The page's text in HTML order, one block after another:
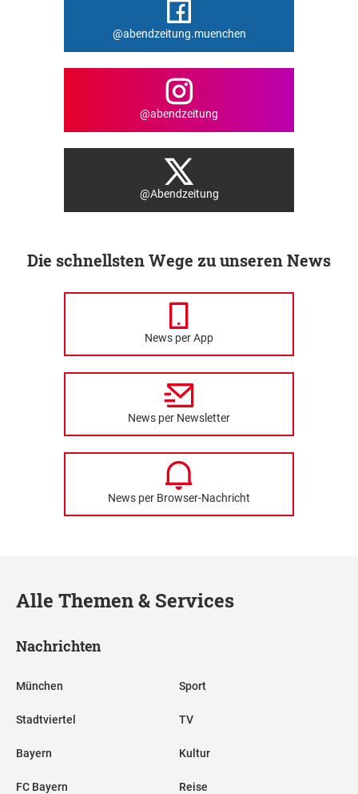
@abendzeitung.muenchen
@abendzeitung
@Abendzeitung
Die schnellsten Wege zu unseren News
News per App
News per Newsletter
News per Browser-Nachricht
Alle Themen & Services
Nachrichten
München
Stadtviertel
Bayern
FC Bayern
Sport
TV
Kultur
Reise